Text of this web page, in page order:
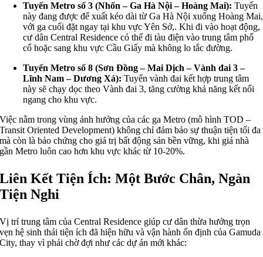
Tuyến Metro số 3 (Nhổn – Ga Hà Nội – Hoàng Mai): Tuyến
này đang được để xuất kéo dài từ Ga Hà Nội xuống Hoàng Mai,
với ga cuối đặt ngay tại khu vực Yên Sở,. Khi đi vào hoạt động,
cư dân Central Residence có thể đi tàu điện vào trung tâm phố
cổ hoặc sang khu vực Cầu Giấy mà không lo tắc đường.
Tuyến Metro số 8 (Sơn Đồng – Mai Dịch – Vành đai 3 –
Lĩnh Nam – Dương Xá): Tuyến vành đai kết hợp trung tâm
này sẽ chạy dọc theo Vành đai 3, tăng cường khả năng kết nối
ngang cho khu vực.
Việc nằm trong vùng ảnh hưởng của các ga Metro (mô hình TOD –
Transit Oriented Development) không chỉ đảm bảo sự thuận tiện tối đa
mà còn là bảo chứng cho giá trị bất động sản bền vững, khi giá nhà
gần Metro luôn cao hơn khu vực khác từ 10-20%.
Liên Kết Tiện Ích: Một Bước Chân, Ngàn
Tiện Nghi
Vị trí trung tâm của Central Residence giúp cư dân thừa hưởng trọn
vẹn hệ sinh thái tiện ích đã hiện hữu và vận hành ổn định của Gamuda
City, thay vì phải chờ đợi như các dự án mới khác: